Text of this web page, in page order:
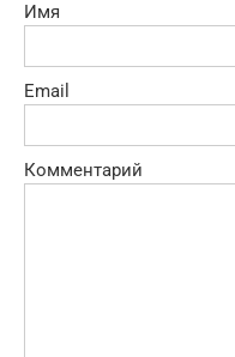
Имя
Email
Комментарий